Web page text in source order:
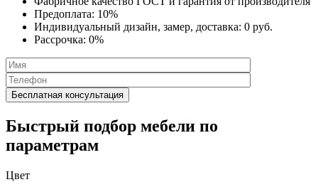
Предоплата: 10%
Индивидуальный дизайн, замер, доставка: 0 руб.
Рассрочка: 0%
Быстрый подбор мебели по
параметрам
Цвет